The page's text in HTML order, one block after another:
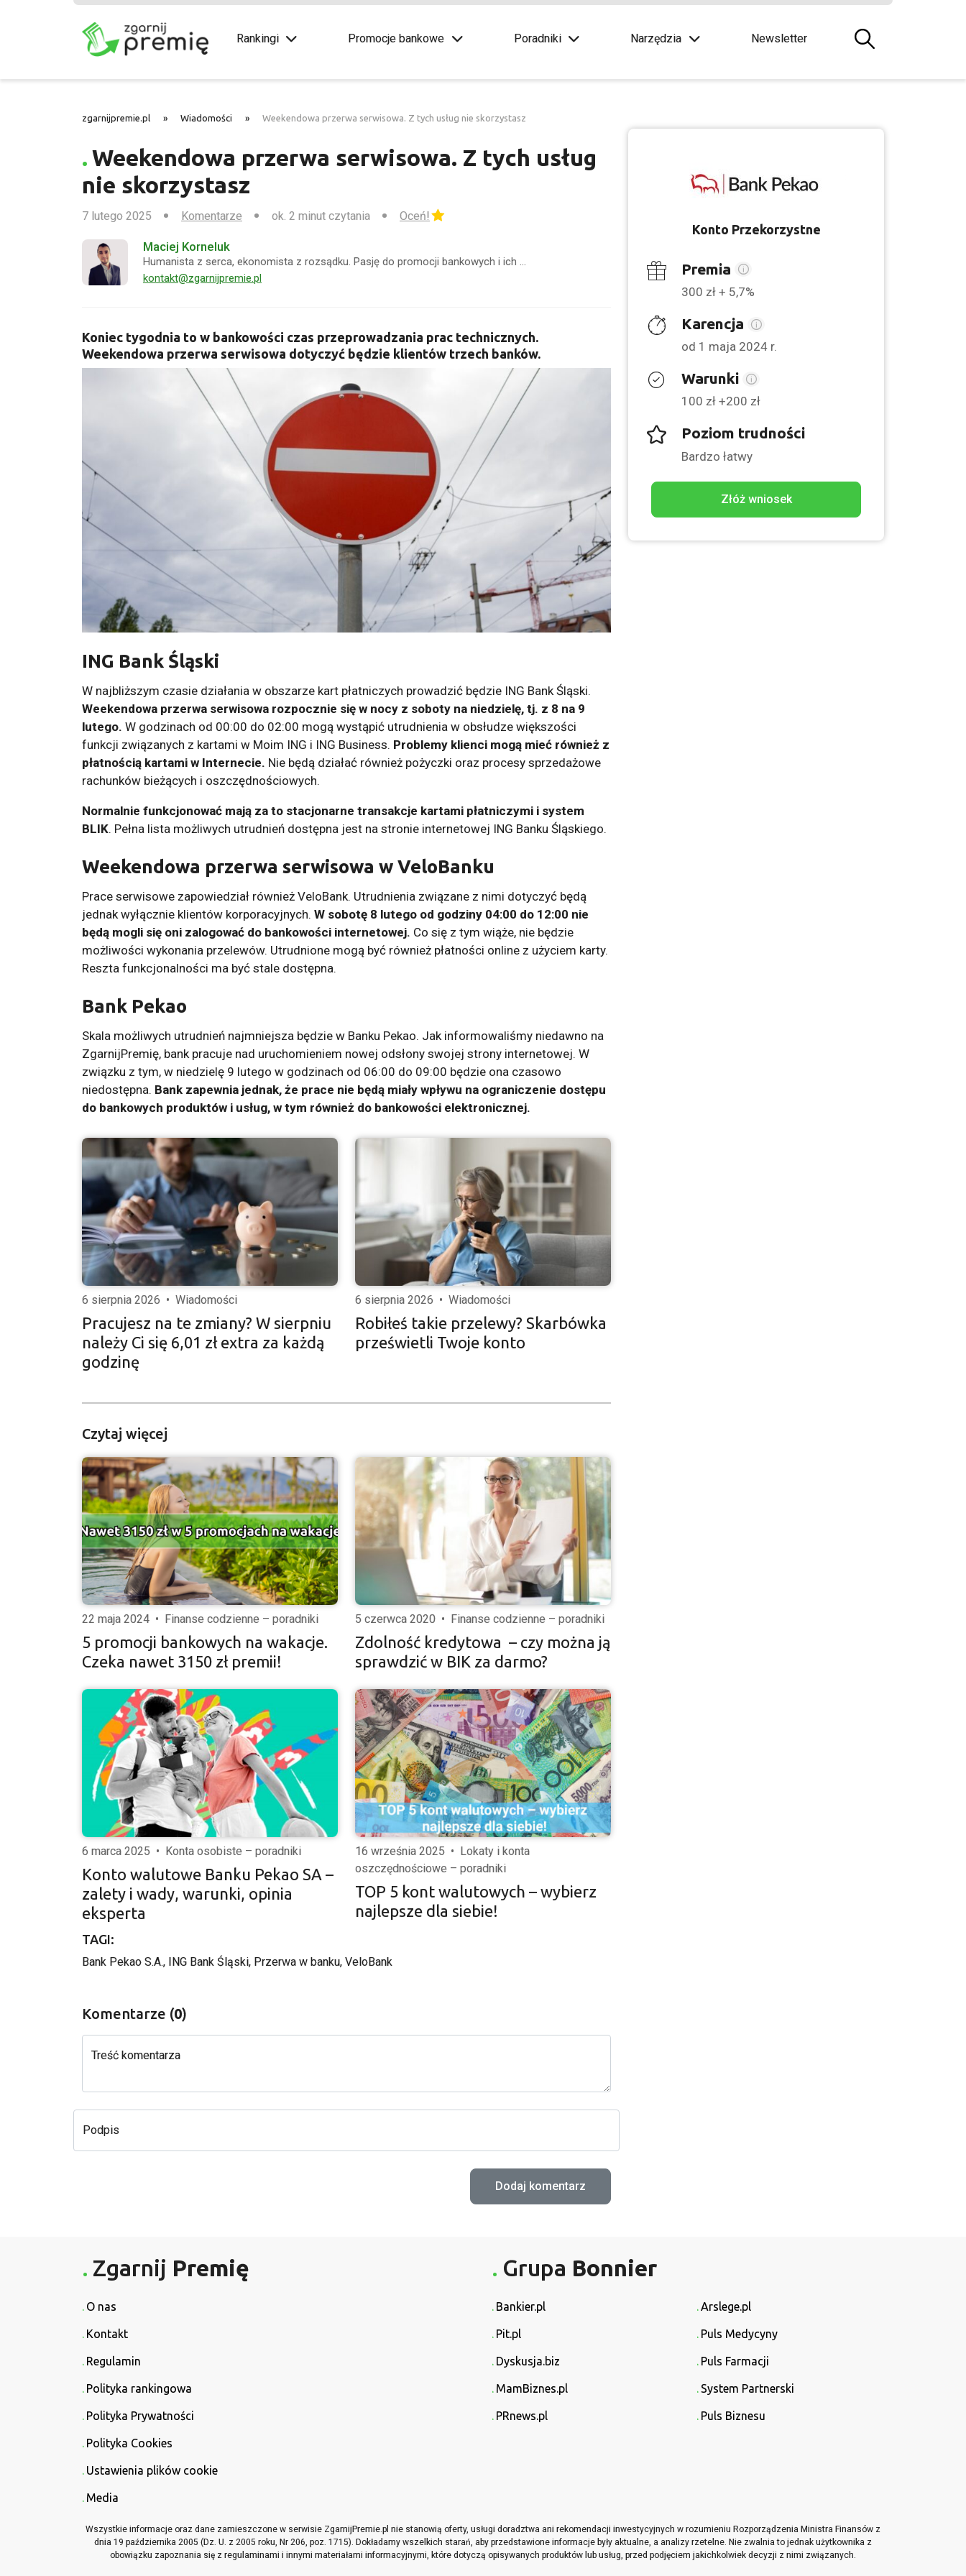
Rankingi Promocje bankowe Poradniki Narzędzia Newsletter
zgarnijpremie.pl » Wiadomości » Weekendowa przerwa serwisowa. Z tych usług nie skorzystasz
Weekendowa przerwa serwisowa. Z tych usług
nie skorzystasz
7 lutego 2025 Komentarze ok. 2 minut czytania Oceń!
Maciej Korneluk
Humanista z serca, ekonomista z rozsądku. Pasję do promocji bankowych i ich …
kontakt@zgarnijpremie.pl
Koniec tygodnia to w bankowości czas przeprowadzania prac technicznych.
Weekendowa przerwa serwisowa dotyczyć będzie klientów trzech banków.
ING Bank Śląski
W najbliższym czasie działania w obszarze kart płatniczych prowadzić będzie ING Bank Śląski.
Weekendowa przerwa serwisowa rozpocznie się w nocy z soboty na niedzielę, tj. z 8 na 9
lutego. W godzinach od 00:00 do 02:00 mogą wystąpić utrudnienia w obsłudze większości
funkcji związanych z kartami w Moim ING i ING Business. Problemy klienci mogą mieć również z
płatnością kartami w Internecie. Nie będą działać również pożyczki oraz procesy sprzedażowe
rachunków bieżących i oszczędnościowych.
Normalnie funkcjonować mają za to stacjonarne transakcje kartami płatniczymi i system
BLIK. Pełna lista możliwych utrudnień dostępna jest na stronie internetowej ING Banku Śląskiego.
Weekendowa przerwa serwisowa w VeloBanku
Prace serwisowe zapowiedział również VeloBank. Utrudnienia związane z nimi dotyczyć będą
jednak wyłącznie klientów korporacyjnych. W sobotę 8 lutego od godziny 04:00 do 12:00 nie
będą mogli się oni zalogować do bankowości internetowej. Co się z tym wiąże, nie będzie
możliwości wykonania przelewów. Utrudnione mogą być również płatności online z użyciem karty.
Reszta funkcjonalności ma być stale dostępna.
Bank Pekao
Skala możliwych utrudnień najmniejsza będzie w Banku Pekao. Jak informowaliśmy niedawno na
ZgarnijPremię, bank pracuje nad uruchomieniem nowej odsłony swojej strony internetowej. W
związku z tym, w niedzielę 9 lutego w godzinach od 06:00 do 09:00 będzie ona czasowo
niedostępna. Bank zapewnia jednak, że prace nie będą miały wpływu na ograniczenie dostępu
do bankowych produktów i usług, w tym również do bankowości elektronicznej.
6 sierpnia 2026 • Wiadomości
Pracujesz na te zmiany? W sierpniu
należy Ci się 6,01 zł extra za każdą
godzinę
6 sierpnia 2026 • Wiadomości
Robiłeś takie przelewy? Skarbówka
prześwietli Twoje konto
Czytaj więcej
22 maja 2024 • Finanse codzienne – poradniki
5 promocji bankowych na wakacje.
Czeka nawet 3150 zł premii!
5 czerwca 2020 • Finanse codzienne – poradniki
Zdolność kredytowa – czy można ją
sprawdzić w BIK za darmo?
6 marca 2025 • Konta osobiste – poradniki
Konto walutowe Banku Pekao SA –
zalety i wady, warunki, opinia
eksperta
16 września 2025 • Lokaty i konta
oszczędnościowe – poradniki
TOP 5 kont walutowych – wybierz
najlepsze dla siebie!
TAGI:
Bank Pekao S.A., ING Bank Śląski, Przerwa w banku, VeloBank
Komentarze (0)
Treść komentarza
Podpis
Konto Przekorzystne
Premia
300 zł + 5,7%
Karencja
od 1 maja 2024 r.
Warunki
100 zł +200 zł
Poziom trudności
Bardzo łatwy
Złóż wniosek
Zgarnij Premię
O nas
Kontakt
Regulamin
Polityka rankingowa
Polityka Prywatności
Polityka Cookies
Ustawienia plików cookie
Media
Grupa Bonnier
Bankier.pl
Pit.pl
Dyskusja.biz
MamBiznes.pl
PRnews.pl
Arslege.pl
Puls Medycyny
Puls Farmacji
System Partnerski
Puls Biznesu
Wszystkie informacje oraz dane zamieszczone w serwisie ZgarnijPremie.pl nie stanowią oferty, usługi doradztwa ani rekomendacji inwestycyjnych w rozumieniu Rozporządzenia Ministra Finansów z
dnia 19 października 2005 (Dz. U. z 2005 roku, Nr 206, poz. 1715). Dokładamy wszelkich starań, aby przedstawione informacje były aktualne, a analizy rzetelne. Nie zwalnia to jednak użytkownika z
obowiązku zapoznania się z regulaminami i innymi materiałami informacyjnymi, które dotyczą opisywanych produktów lub usług, przed podjęciem jakichkolwiek decyzji z nimi związanych.